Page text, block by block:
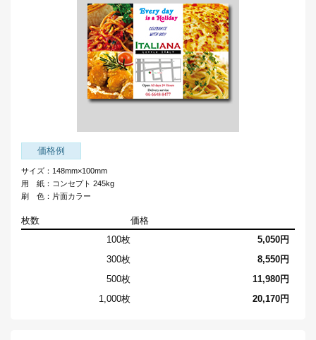
価格例
サイズ：148mm×100mm
用 紙：コンセプト 245kg
刷 色：片面カラー
枚数
価格
100枚
5,050円
300枚
8,550円
500枚
11,980円
1,000枚
20,170円